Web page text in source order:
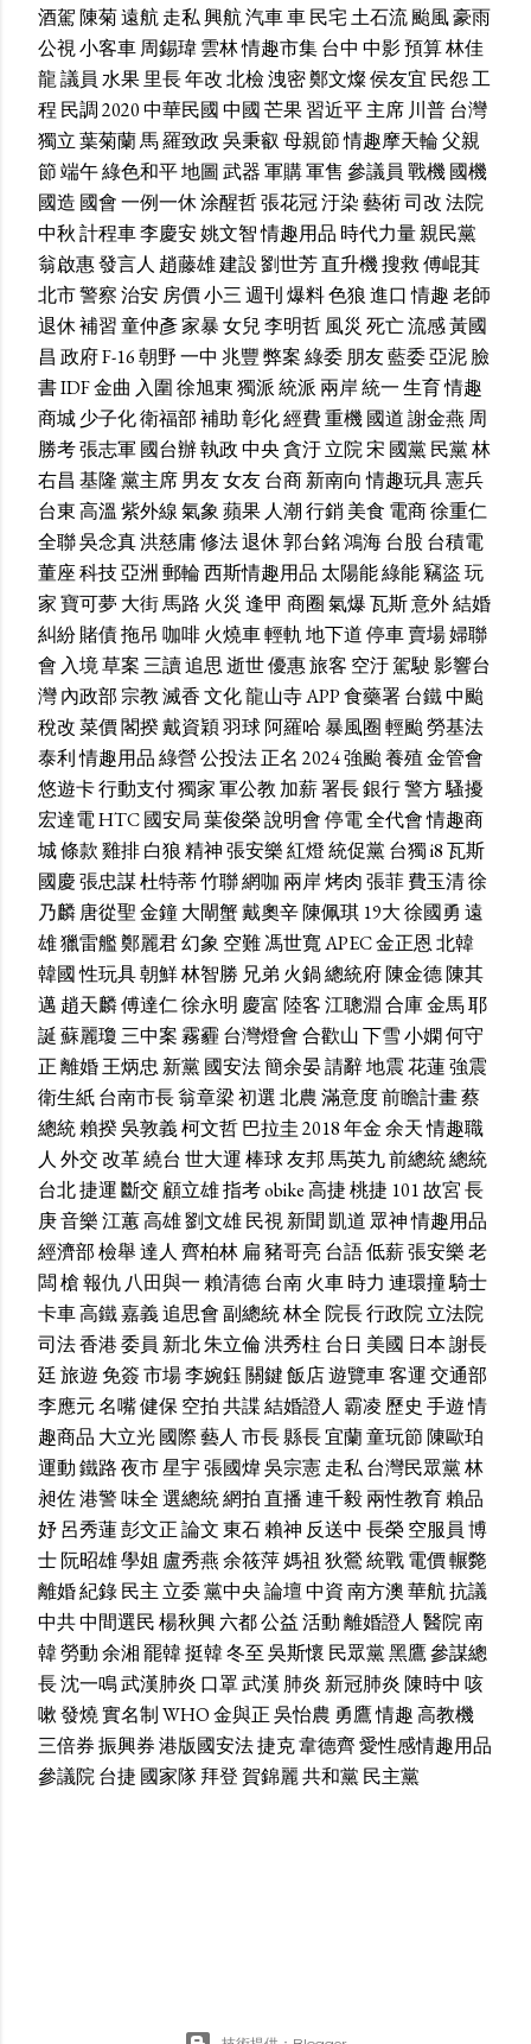
酒駕陳菊遠航走私興航汽車車民宅土石流颱風豪雨
公視小客車周錫瑋雲林情趣市集台中 中影預算林佳
龍議員 水果里長年改北檢洩密鄭文燦侯友宜 民怨工
程 民調2020中華民國中國芒果習近平主席 川普台灣
獨立葉菊蘭馬羅致政吳秉叡母親節情趣摩天輪父親
節端午綠色和平地圖武器軍購軍售 參議員 戰機國機
國造 國會一例一休涂醒哲張花冠汙染藝術司改法院
中秋計程車李慶安姚文智情趣用品 時代力量親民黨
翁啟惠發言人 趙藤雄建設劉世芳直升機搜救傅崐萁
北市警察治安房價小三週刊爆料色狼進口 情趣老師
退休補習童仲彥家暴女兒李明哲風災 死亡流感黃國
昌 政府F-16朝野一中 兆豐弊案綠委朋友藍委亞泥臉
書IDF金曲 入圍徐旭東獨派統派 兩岸統一生育情趣
商城少子化衛福部補助彰化經費重機國道謝金燕 周
勝考張志軍國台辦執政中央貪汙立院宋 國黨民黨林
右昌 基隆黨主席男友女友台商新南向 情趣玩具憲兵
台東高溫 紫外線氣象蘋果 人潮行銷美食 電商徐重仁
全聯吳念真洪慈庸修法退休郭台銘鴻海台股 台積電
董座科技亞洲 郵輪西斯情趣用品 太陽能綠能竊盜玩
家寶可夢大街馬路 火災 逢甲 商圈氣爆瓦斯意外結婚
糾紛賭債拖吊 咖啡火燒車輕軌地下道停車賣場婦聯
會 入境草案三讀追思逝世優惠旅客 空汙駕駛影響台
灣內政部宗教滅香文化龍山寺APP食藥署台鐵中颱
稅改菜價閣揆戴資穎羽球阿羅哈暴風圈輕颱勞基法
泰利情趣用品綠營公投法正名 2024強颱養殖金管會
悠遊卡行動支付獨家軍公教 加薪署長銀行警方騷擾
宏達電HTC國安局葉俊榮說明會停電全代會情趣商
城條款雞排白狼精神張安樂紅燈統促黨台獨i8瓦斯
國慶張忠謀杜特蒂竹聯網咖 兩岸烤肉張菲費玉清徐
乃麟唐從聖金鐘大閘蟹戴奧辛陳佩琪 19大徐國勇 遠
雄獵雷艦鄭麗君幻象 空難馮世寬APEC金正恩北韓
韓國性玩具朝鮮林智勝 兄弟 火鍋總統府陳金德陳其
邁 趙天麟傅達仁徐永明 慶富 陸客江聰淵 合庫金馬耶
誕蘇麗瓊三中案霧霾 台灣燈會合歡山下雪小嫻何守
正離婚王炳忠 新黨國安法簡余晏請辭地震花蓮強震
衛生紙台南市長翁章梁初選北農滿意度前瞻計畫蔡
總統賴揆吳敦義柯文哲巴拉圭2018年金余天情趣職
人 外交改革繞台 世大運棒球友邦馬英九前總統總統
台北捷運 斷交 顧立雄指考obike高捷桃捷 101故宮長
庚音樂江蕙高雄劉文雄民視新聞 凱道 眾神情趣用品
經濟部檢舉達人 齊柏林 扁豬哥亮台語低薪張安樂老
闆槍報仇 八田與一賴清德台南火車時力 連環撞騎士
卡車高鐵嘉義追思會副總統林全 院長行政院立法院
司法香港委員 新北朱立倫洪秀柱 台日 美國 日本謝長
廷旅遊 免簽市場李婉鈺關鍵飯店遊覽車客運交通部
李應元名嘴健保空拍共諜結婚證人 霸凌 歷史 手遊情
趣商品 大立光國際藝人 市長縣長宜蘭童玩節陳歐珀
運動鐵路夜市星宇張國煒吳宗憲走私台灣民眾黨林
昶佐港警味全選總統網拍直播連千毅兩性教育賴品
妤呂秀蓮彭文正論文東石賴神 反送中 長榮空服員 博
士阮昭雄學姐 盧秀燕余筱萍媽祖 狄鶯統戰電價輾斃
離婚紀錄民主 立委黨中央論壇中資南方澳華航抗議
中共中間選民楊秋興六都公益活動離婚證人 醫院南
韓勞動余湘罷韓挺韓冬至吳斯懷 民眾黨黑鷹參謀總
長沈一鳴武漢肺炎 口罩武漢 肺炎 新冠肺炎陳時中 咳
嗽發燒實名制WHO金與正吳怡農 勇鷹情趣高教機
三倍券振興券港版國安法捷克韋德齊愛性感情趣用品
參議院台捷 國家隊拜登賀錦麗共和黨民主黨